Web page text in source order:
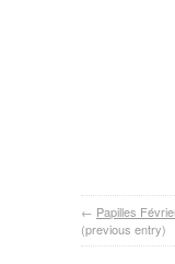
← Papilles
(previous entry)